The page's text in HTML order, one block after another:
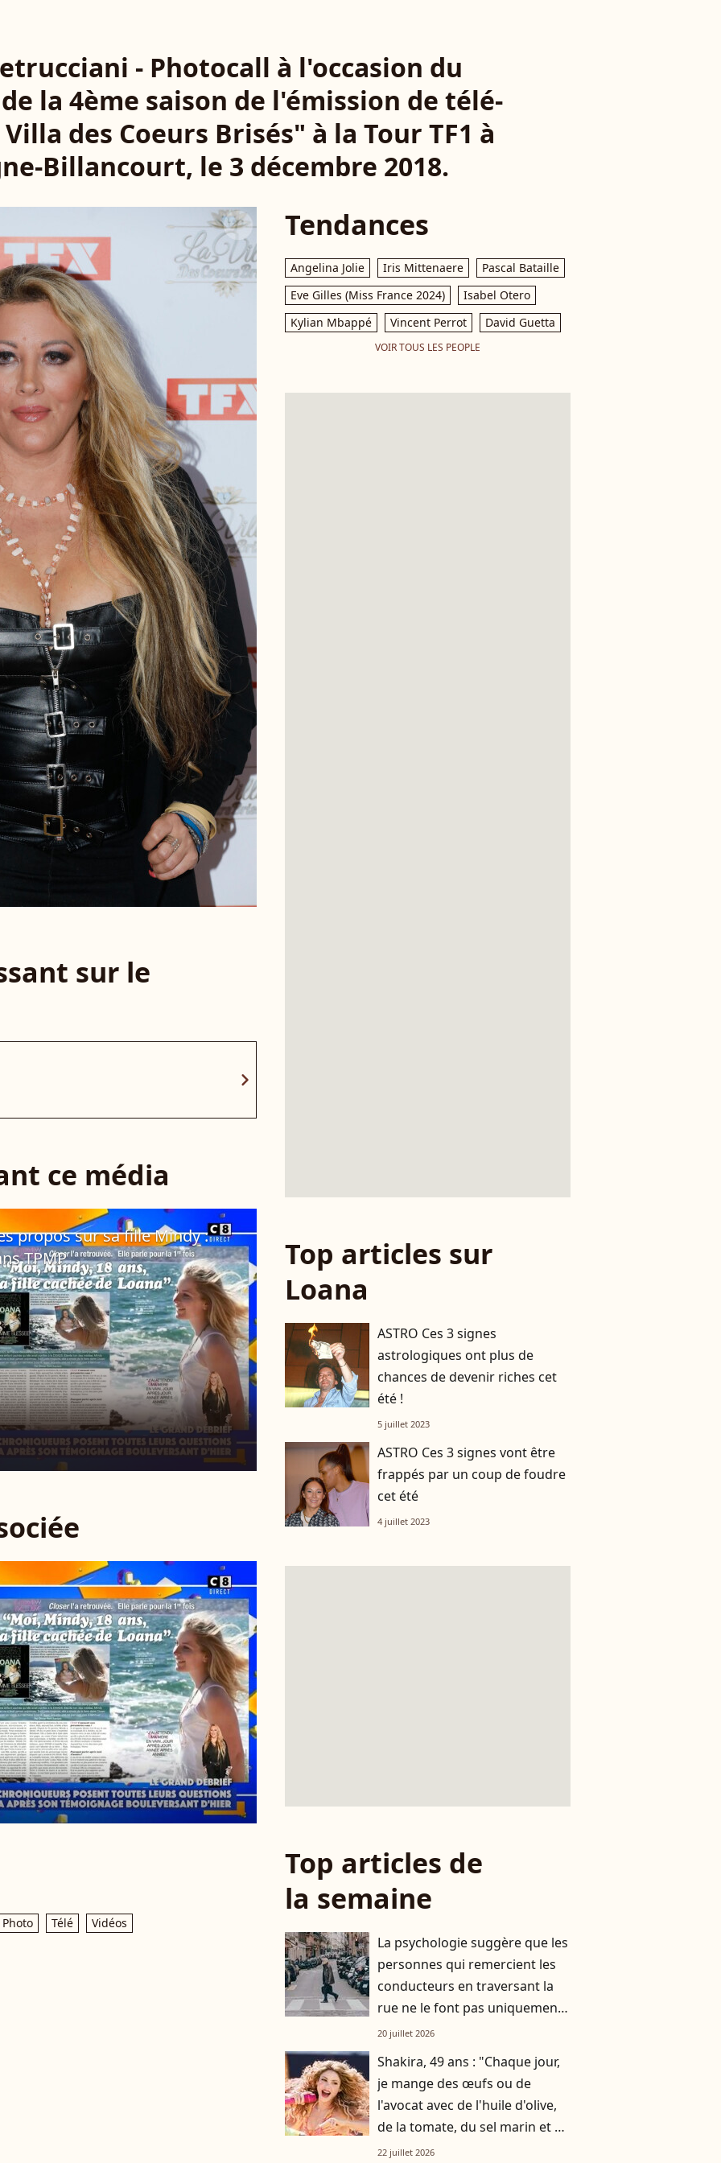
- Photocall à l'occasion du
la 4ème saison de l'émission de télé-
des Coeurs Brisés" à la Tour TF1 à
Billancourt, le 3 décembre 2018.
sur le
chevron_right
ce média
propos sur sa fille Mindy :
TPMP
Photo Télé Vidéos
Tendances
Angelina Jolie Iris Mittenaere
Pascal Bataille
Eve Gilles (Miss France 2024)
Isabel Otero
Kylian Mbappé
Vincent Perrot David Guetta
VOIR TOUS LES PEOPLE
Top articles sur
Loana
ASTRO Ces 3 signes
astrologiques ont plus de
chances de devenir riches cet
été !
5 juillet 2023
ASTRO Ces 3 signes vont être
frappés par un coup de foudre
cet été
4 juillet 2023
Top articles de
la semaine
La psychologie suggère que les
personnes qui remercient les
conducteurs en traversant la
rue ne le font pas uniquement
par gratitude
20 juillet 2026
Shakira, 49 ans : "Chaque jour,
je mange des œufs ou de
l'avocat avec de l'huile d'olive,
de la tomate, du sel marin et un
smoothie"
22 juillet 2026